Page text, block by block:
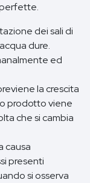
perfette.
dei sali di
dure.
ed
la crescita
prodotto viene
che si cambia
causa
presenti
si osserva